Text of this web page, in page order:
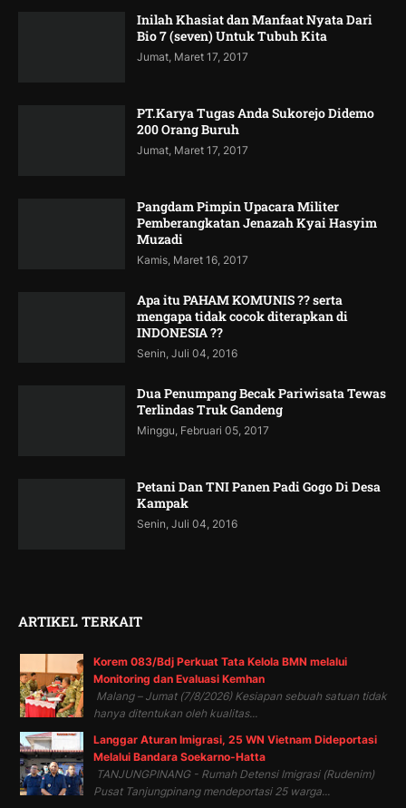
Inilah Khasiat dan Manfaat Nyata Dari
Bio 7 (seven) Untuk Tubuh Kita
Jumat, Maret 17, 2017
PT.Karya Tugas Anda Sukorejo Didemo
200 Orang Buruh
Jumat, Maret 17, 2017
Pangdam Pimpin Upacara Militer
Pemberangkatan Jenazah Kyai Hasyim
Muzadi
Kamis, Maret 16, 2017
Apa itu PAHAM KOMUNIS ?? serta
mengapa tidak cocok diterapkan di
INDONESIA ??
Senin, Juli 04, 2016
Dua Penumpang Becak Pariwisata Tewas
Terlindas Truk Gandeng
Minggu, Februari 05, 2017
Petani Dan TNI Panen Padi Gogo Di Desa
Kampak
Senin, Juli 04, 2016
ARTIKEL TERKAIT
Korem 083/Bdj Perkuat Tata Kelola BMN melalui
Monitoring dan Evaluasi Kemhan
Malang – Jumat (7/8/2026) Kesiapan sebuah satuan tidak
hanya ditentukan oleh kualitas...
Langgar Aturan Imigrasi, 25 WN Vietnam Dideportasi
Melalui Bandara Soekarno-Hatta
TANJUNGPINANG - Rumah Detensi Imigrasi (Rudenim)
Pusat Tanjungpinang mendeportasi 25 warga...